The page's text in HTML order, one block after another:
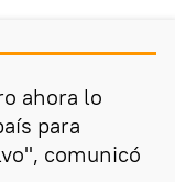
ahora lo
para
comunicó